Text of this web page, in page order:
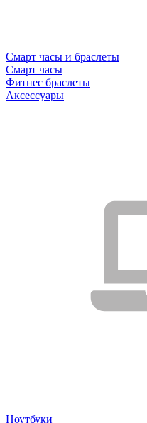
Смарт часы и браслеты
Смарт часы
Фитнес браслеты
Аксессуары
Ноутбуки